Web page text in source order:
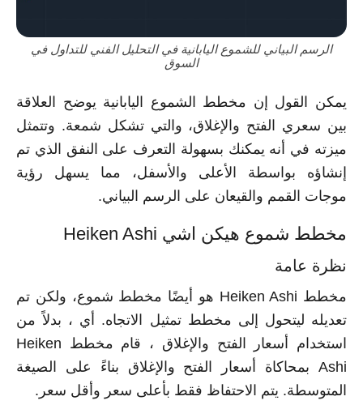
الرسم البياني للشموع اليابانية في التحليل الفني للتداول في
السوق
يمكن القول إن مخطط الشموع اليابانية يوضح العلاقة
بين سعري الفتح والإغلاق، والتي تشكل شمعة. وتتمثل
ميزته في أنه يمكنك بسهولة التعرف على النفق الذي تم
إنشاؤه بواسطة الأعلى والأسفل، مما يسهل رؤية
موجات القمم والقيعان على الرسم البياني.
مخطط شموع هيكن اشي Heiken Ashi
نظرة عامة
مخطط Heiken Ashi هو أيضًا مخطط شموع، ولكن تم
تعديله ليتحول إلى مخطط تمثيل الاتجاه. أي ، بدلاً من
استخدام أسعار الفتح والإغلاق ، قام مخطط Heiken
Ashi بمحاكاة أسعار الفتح والإغلاق بناءً على الصيغة
المتوسطة. يتم الاحتفاظ فقط بأعلى سعر وأقل سعر.